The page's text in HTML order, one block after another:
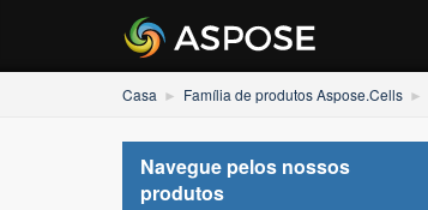
Casa Família de produtos Aspose.Cells
Navegue pelos nossos
produtos